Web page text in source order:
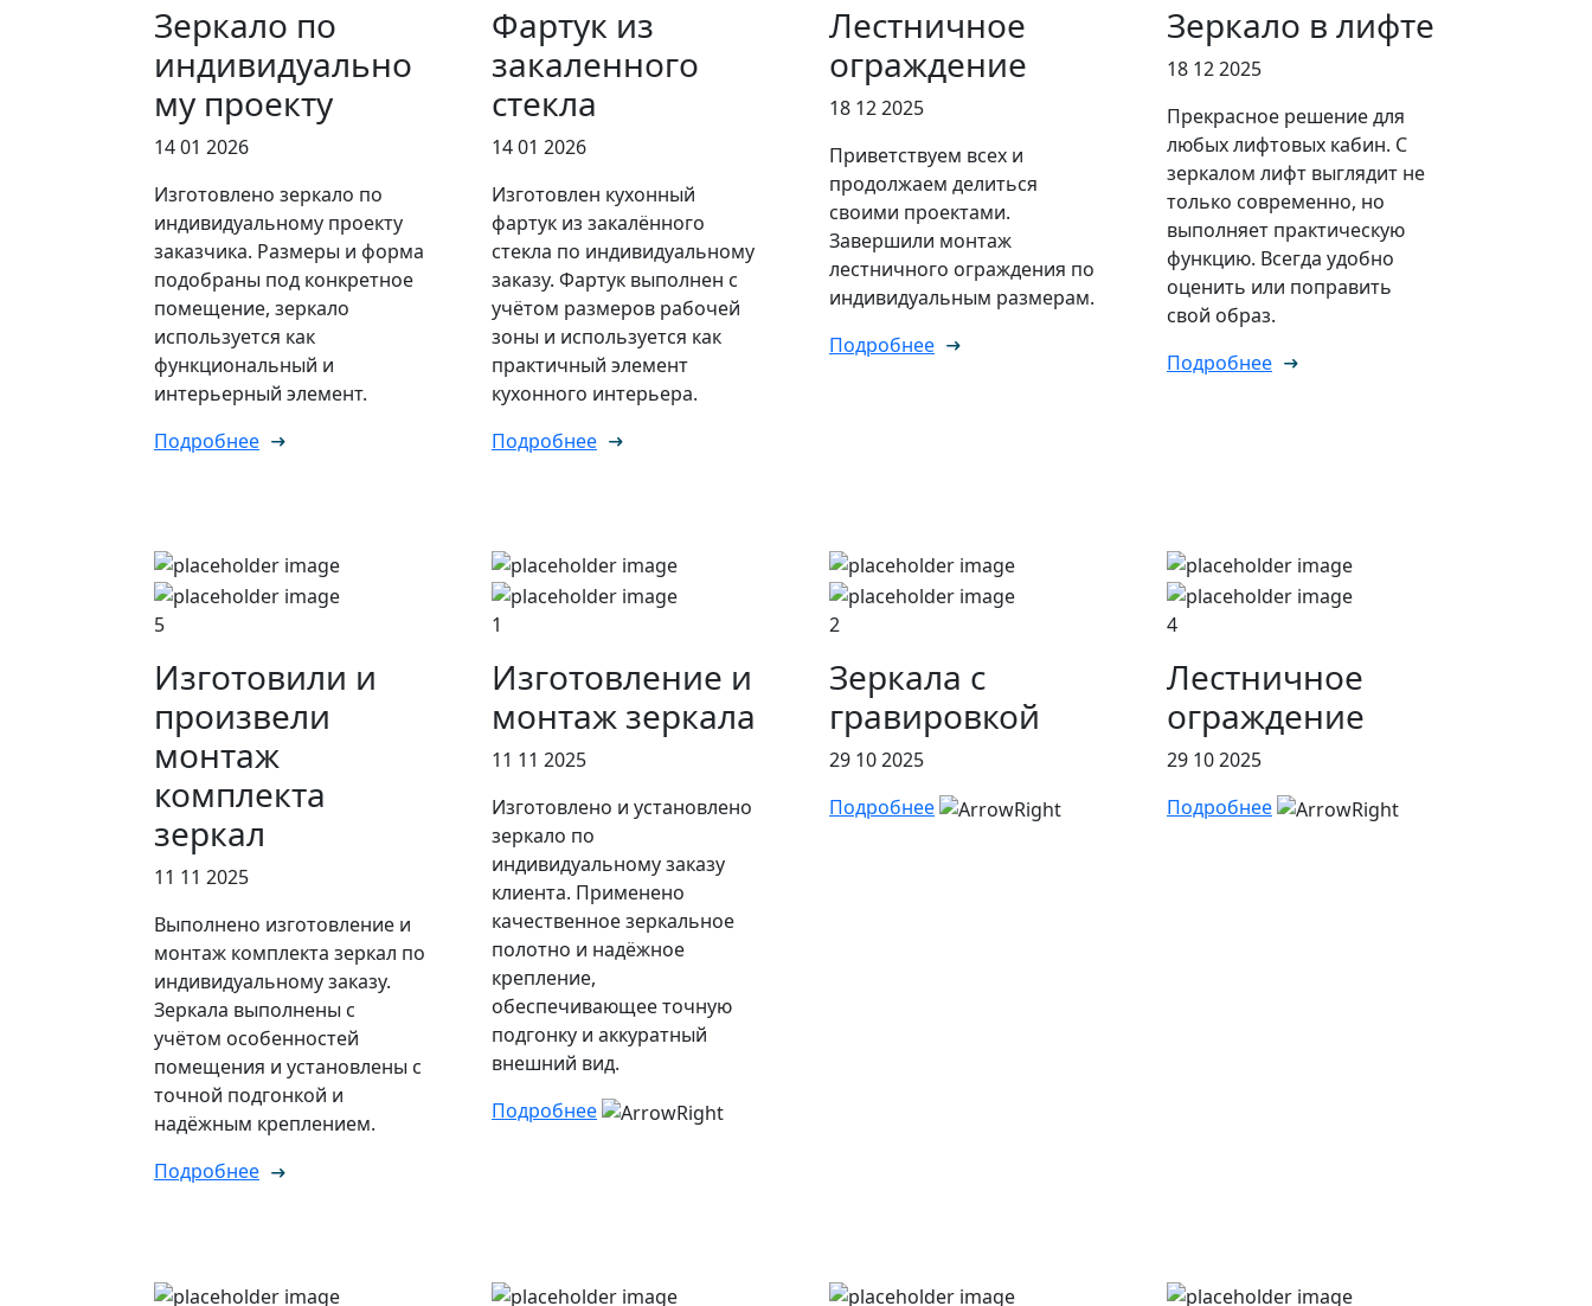
Зеркало по
индивидуально
му проекту
14 01 2026
Изготовлено зеркало по
индивидуальному проекту
заказчика. Размеры и форма
подобраны под конкретное
помещение, зеркало
используется как
функциональный и
интерьерный элемент.
Подробнее
Фартук из
закаленного
стекла
14 01 2026
Изготовлен кухонный
фартук из закалённого
стекла по индивидуальному
заказу. Фартук выполнен с
учётом размеров рабочей
зоны и используется как
практичный элемент
кухонного интерьера.
Подробнее
Лестничное
ограждение
18 12 2025
Приветствуем всех и
продолжаем делиться
своими проектами.
Завершили монтаж
лестничного ограждения по
индивидуальным размерам.
Подробнее
Зеркало в лифте
18 12 2025
Прекрасное решение для
любых лифтовых кабин. С
зеркалом лифт выглядит не
только современно, но
выполняет практическую
функцию. Всегда удобно
оценить или поправить
свой образ.
Подробнее
5
Изготовили и
произвели
монтаж
комплекта
зеркал
11 11 2025
Выполнено изготовление и
монтаж комплекта зеркал по
индивидуальному заказу.
Зеркала выполнены с
учётом особенностей
помещения и установлены с
точной подгонкой и
надёжным креплением.
Подробнее
1
Изготовление и
монтаж зеркала
11 11 2025
Изготовлено и установлено
зеркало по
индивидуальному заказу
клиента. Применено
качественное зеркальное
полотно и надёжное
крепление,
обеспечивающее точную
подгонку и аккуратный
внешний вид.
Подробнее
2
Зеркала с
гравировкой
29 10 2025
Подробнее
4
Лестничное
ограждение
29 10 2025
Подробнее